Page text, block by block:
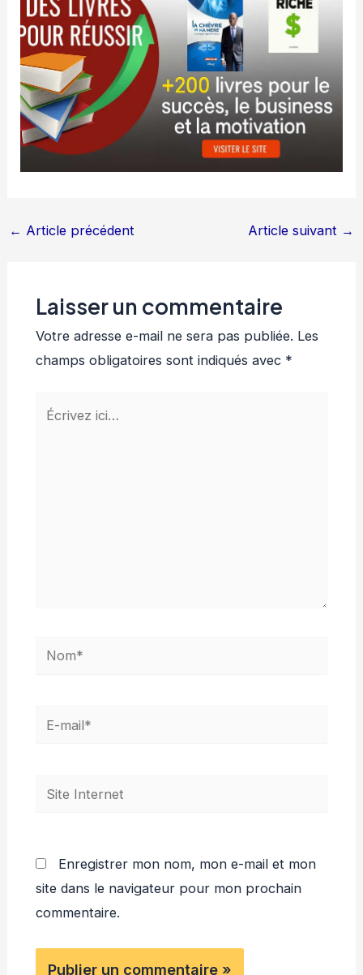
← Article précédent Article suivant →
Laisser un commentaire
Votre adresse e-mail ne sera pas publiée. Les
champs obligatoires sont indiqués avec *
Écrivez
Nom*
E-
Site
Enregistrer mon nom, mon e-mail et mon
site dans le navigateur pour mon prochain
commentaire.